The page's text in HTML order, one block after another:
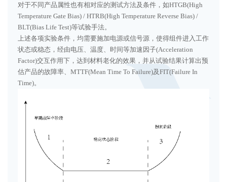
对于不同产品属性也有相对应的测试方法及条件，如HTGB(High
Temperature Gate Bias) / HTRB(High Temperature Reverse Bias) /
BLT(Bias Life Test)等试验手法。
上述各项实验条件，均需要施加电源或信号源，使得组件进入工作
状态或稳态，经由电压、温度、时间等加速因子(Acceleration
Factor)交互作用下，达到材料老化的效果，并从试验结果计算出预
估产品的故障率、MTTF(Mean Time To Failure)及FIT(Failure In
Time)。